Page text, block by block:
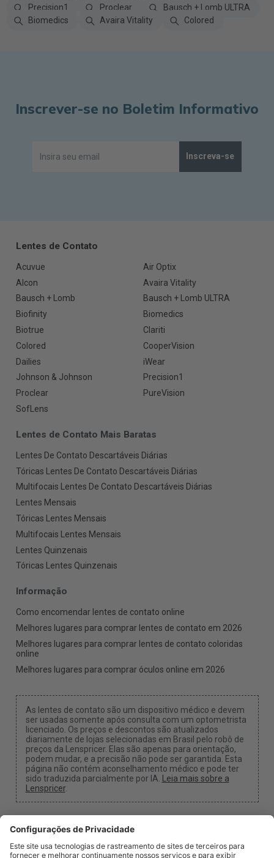
Precision1
Proclear
Bausch + Lomb ULTRA
Biomedics
Avaira Vitality Colored
Inscrever-se no Boletim Informativo
Inscreva-se
Lentes de Contato
Acuvue
Air Optix
Alcon
Avaira Vitality
Bausch + Lomb
Bausch + Lomb ULTRA
Biofinity
Biomedics
Biotrue
Clariti
Colored
CooperVision
Dailies
iWear
Johnson & Johnson
Precision1
Proclear
PureVision
SofLens
Lentes de Contato Mais Baratas
Lentes De Contato Descartáveis Diárias
Tóricas Lentes De Contato Descartáveis Diárias
Multifocais Lentes De Contato Descartáveis Diárias
Lentes Mensais
Tóricas Lentes Mensais
Multifocais Lentes Mensais
Lentes Quinzenais
Tóricas Lentes Quinzenais
Informação
Como encomendar lentes de contato online
Melhores lugares para comprar lentes de contato em 2026
Melhores lugares para comprar lentes de contato coloridas
online
Melhores lugares para comprar óculos online em 2026
As lentes de contato são um dispositivo médico e devem
ser usadas somente após consulta com um optometrista
licenciado. Os preços e descontos são atualizados
diariamente de lojas selecionadas em Brasil pelo robô de
preços da Lenspricer. Elas são apenas para orientação,
podem mudar, e a precisão não pode ser garantida. Esta
página não contém aconselhamento médico e pode ter
sido traduzida parcialmente por IA. Leia mais sobre a
Lenspricer.